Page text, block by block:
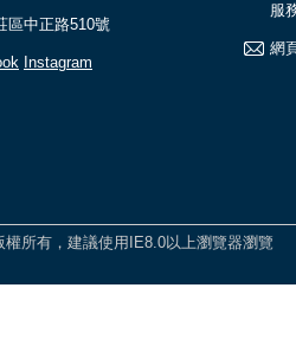
區中正路510號
Instagram
服
網
所有，建議使用IE8.0以上瀏覽器瀏覽